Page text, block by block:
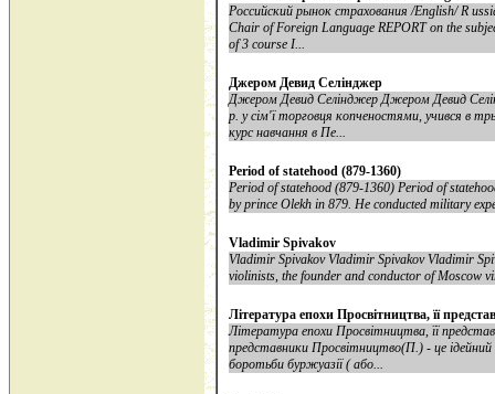
Российский рынок страхования /English/ R
Chair of Foreign Language REPORT on the
of 3 course I...
Джером Девид Селінджер
Джером Девид Селінджер Джером Девид
р. у сім'ї торговця копченостями, учився в
курс навчання в Пе...
Period of statehood (879-1360)
Period of statehood (879-1360) Period of
by prince Olekh in 879. He conducted military
Vladimir Spivakov
Vladimir Spivakov Vladimir Spivakov Vladimir
violinists, the founder and conductor of Moscow
Література епохи Просвітництва, її
Література епохи Просвітництва, її
представники Просвітництво(П.) - це
боротьби буржуазії ( або...